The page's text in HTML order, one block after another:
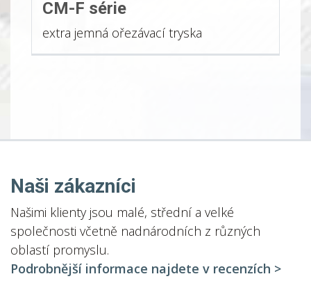
CM-F série
extra jemná ořezávací tryska
Naši zákazníci
Našimi klienty jsou malé, střední a velké
společnosti včetně nadnárodních z různých
oblastí promyslu.
Podrobnější informace najdete v recenzích >